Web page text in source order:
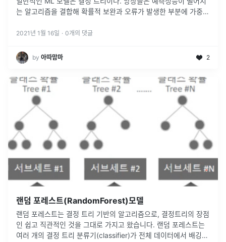
는 알고리즘을 결합해 확률적 보완과 오류가 발생한 부분에 가중치
약한 학습기...
2021년 1월 16일 · 0개의 댓글
by 아따맘마 2
랜덤 포레스트(RandomForest)모델
랜덤 포레스트는 결정 트리 기반의 알고리즘으로, 결정트리의 장점
인 쉽고 직관적인 것을 그대로 가지고 왔습니다. 랜덤 포레스트는
여러 개의 결정 트리 분류기(classifier)가 전체 데이터에서 배깅